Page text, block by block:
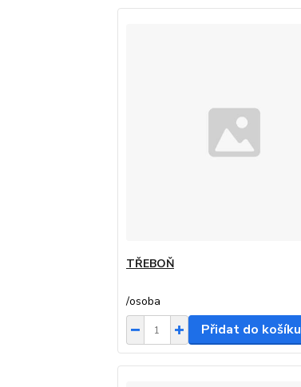
TŘEBOŇ
/osoba
Přidat do košíku